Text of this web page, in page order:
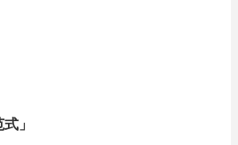
」